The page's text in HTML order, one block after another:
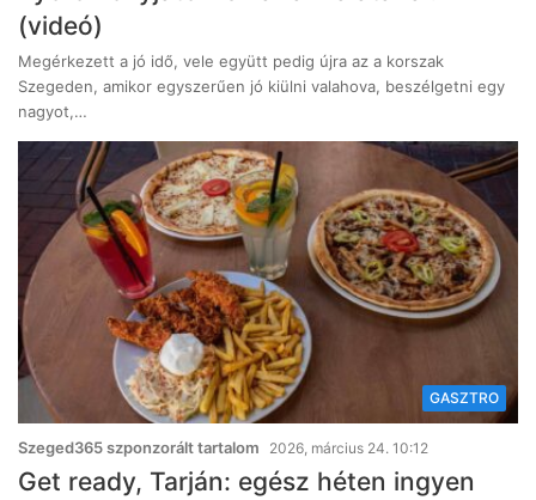
(videó)
Megérkezett a jó idő, vele együtt pedig újra az a korszak
Szegeden, amikor egyszerűen jó kiülni valahova, beszélgetni egy
nagyot,…
GASZTRO
Szeged365 szponzorált tartalom 2026, március 24. 10:12
Get ready, Tarján: egész héten ingyen